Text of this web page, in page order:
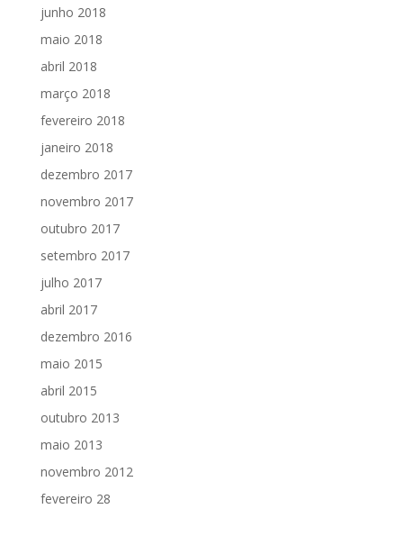
junho 2018
maio 2018
abril 2018
março 2018
fevereiro 2018
janeiro 2018
dezembro 2017
novembro 2017
outubro 2017
setembro 2017
julho 2017
abril 2017
dezembro 2016
maio 2015
abril 2015
outubro 2013
maio 2013
novembro 2012
fevereiro 28